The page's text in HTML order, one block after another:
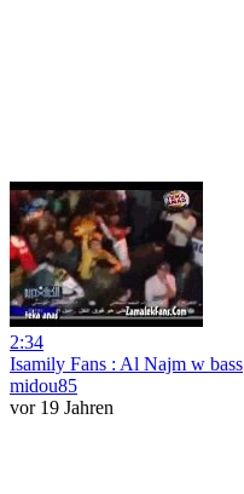
2:34
Isamily Fans : Al Najm w bass
midou85
vor 19 Jahren